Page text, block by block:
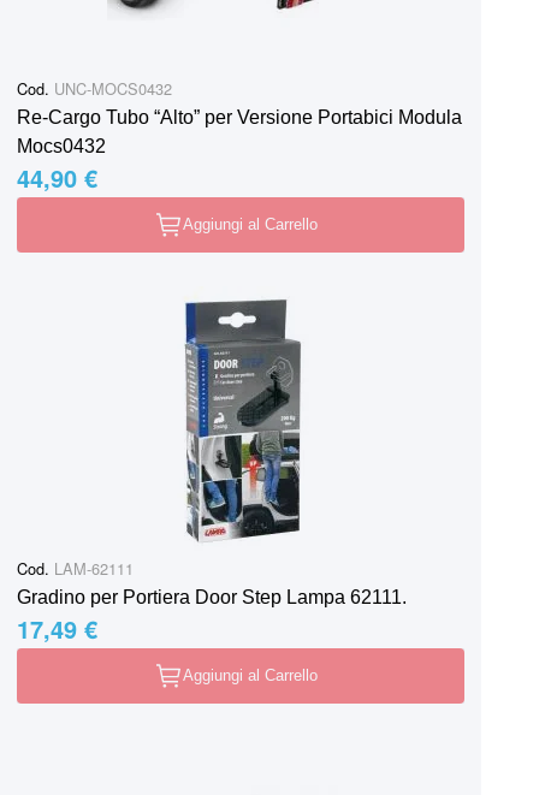
Cod. UNC-MOCS0432
Re-Cargo Tubo “Alto” per Versione Portabici Modula
Mocs0432
44,90 €
Aggiungi al Carrello
Cod. LAM-62111
Gradino per Portiera Door Step Lampa 62111.
17,49 €
Aggiungi al Carrello